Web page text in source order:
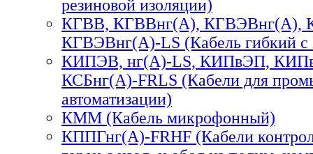
резиновой изоляции)
КГВВ, КГВВнг(А), КГВЭВнг(А),
КГВЭВнг(А)-LS (Кабель гибкий
КИПЭВ, нг(А)-LS, КИПвЭП,
КСБнг(А)-FRLS (Кабели для
автоматизации)
КММ (Кабель микрофонный)
КППГнг(А)-FRHF (Кабели